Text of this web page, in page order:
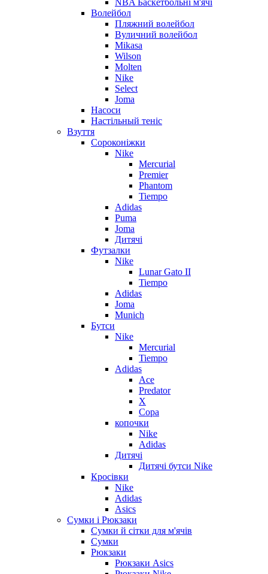
NBA Баскетбольні м'ячі
Волейбол
Пляжний волейбол
Вуличний волейбол
Mikasa
Wilson
Molten
Nike
Select
Joma
Насоси
Настільный теніс
Взуття
Сороконіжки
Nike
Mercurial
Premier
Phantom
Tiempo
Adidas
Puma
Joma
Дитячі
Футзалки
Nike
Lunar Gato II
Tiempo
Adidas
Joma
Munich
Бутси
Nike
Mercurial
Tiempo
Adidas
Ace
Predator
X
Copa
копочки
Nike
Adidas
Дитячі
Дитячі бутси Nike
Кросівки
Nike
Adidas
Asics
Сумки і Рюкзаки
Сумки й сітки для м'ячів
Сумки
Рюкзаки
Рюкзаки Asics